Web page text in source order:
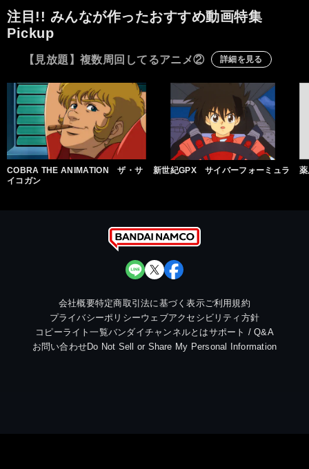
注目!! みんなが作ったおすすめ動画特集
Pickup
【見放題】複数周回してるアニメ② 詳細を見る
COBRA THE ANIMATION ザ・サ
イコガン
新世紀GPX サイバーフォーミュラ
会社概要特定商取引法に基づく表示ご利用規約
プライバシーポリシーウェブアクセシビリティ方針
コピーライト一覧バンダイチャンネルとはサポート / Q&A
お問い合わせDo Not Sell or Share My Personal Information